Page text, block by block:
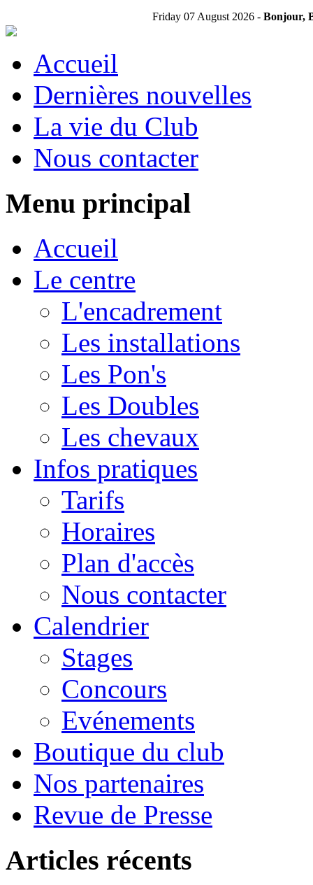
Friday 07 August 2026 - Bonjour,
Accueil
Dernières nouvelles
La vie du Club
Nous contacter
Menu principal
Accueil
Le centre
L'encadrement
Les installations
Les Pon's
Les Doubles
Les chevaux
Infos pratiques
Tarifs
Horaires
Plan d'accès
Nous contacter
Calendrier
Stages
Concours
Evénements
Boutique du club
Nos partenaires
Revue de Presse
Articles récents